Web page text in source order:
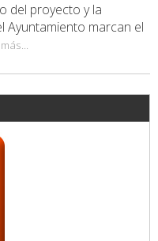
del proyecto y la
Ayuntamiento marcan el